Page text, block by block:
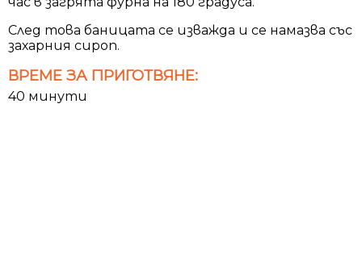
След това баницата се изважда и се намазва със
захарния сироп.
ВРЕМЕ ЗА ПРИГОТВЯНЕ:
40 минути